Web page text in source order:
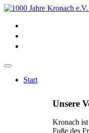
Start
Unsere
Kronach
Fuße des